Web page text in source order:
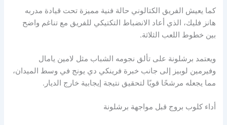
كما يعيش الفريق الكتالوني حالة فنية مميزة تحت قيادة مدربه
هانز فليك، الذي أعاد الانضباط التكتيكي للفريق مع تناغم واضح
بين خطوط اللعب الثلاثة.
ويعتمد برشلونة على تألق نجومه الشباب مثل لامين يامال
وفيرمين لوبيز إلى جانب خبرة فرينكي دي يونج في وسط الميدان،
مما يجعله مرشحًا قويًا لتحقيق نتيجة إيجابية خارج الديار.
أداء كلوب بروج قبل مواجهة برشلونة